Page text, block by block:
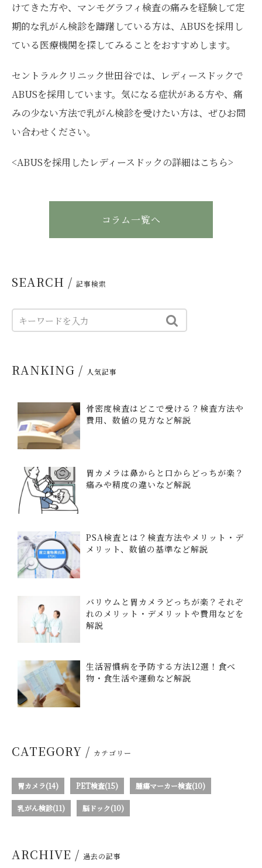
けてきた方や、マンモグラフィ検査の痛みを経験して定
期的な乳がん検診を躊躇している方は、ABUSを採用し
ている医療機関を探してみることをおすすめします。
セントラルクリニック世田谷では、レディースドックで
ABUSを採用しています。気になる症状がある方や、痛
みの少ない方法で乳がん検診を受けたい方は、ぜひお問
い合わせください。
<ABUSを採用したレディースドックの詳細はこちら>
コラム一覧へ
SEARCH / 記事検索
RANKING / 人気記事
骨密度検査はどこで受ける？検査方法や
費用、数値の見方など解説
胃カメラは鼻からと口からどっちが楽？
痛みや精度の違いなど解説
PSA検査とは？検査方法やメリット・デ
メリット、数値の基準など解説
バリウムと胃カメラどっちが楽？それぞ
れのメリット・デメリットや費用などを
解説
生活習慣病を予防する方法12選！食べ
物・食生活や運動など解説
CATEGORY / カテゴリー
胃カメラ(14) PET検査(15) 腫瘍マーカー検査(10)
乳がん検診(11) 脳ドック(10)
ARCHIVE / 過去の記事